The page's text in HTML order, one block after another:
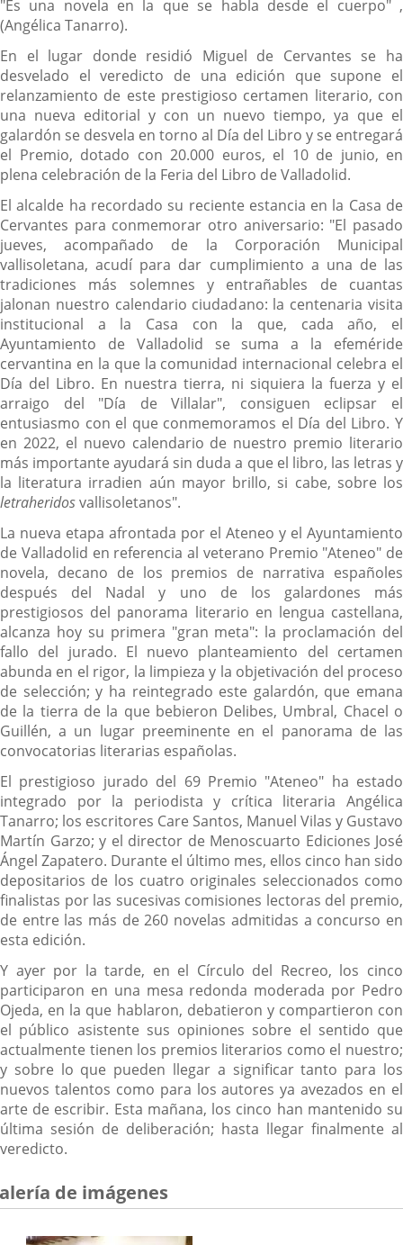
"Es una novela en la que se habla desde el cuerpo" ,
(Angélica Tanarro).
En el lugar donde residió Miguel de Cervantes se ha
desvelado el veredicto de una edición que supone el
relanzamiento de este prestigioso certamen literario, con
una nueva editorial y con un nuevo tiempo, ya que el
galardón se desvela en torno al Día del Libro y se entregará
el Premio, dotado con 20.000 euros, el 10 de junio, en
plena celebración de la Feria del Libro de Valladolid.
El alcalde ha recordado su reciente estancia en la Casa de
Cervantes para conmemorar otro aniversario: "El pasado
jueves, acompañado de la Corporación Municipal
vallisoletana, acudí para dar cumplimiento a una de las
tradiciones más solemnes y entrañables de cuantas
jalonan nuestro calendario ciudadano: la centenaria visita
institucional a la Casa con la que, cada año, el
Ayuntamiento de Valladolid se suma a la efeméride
cervantina en la que la comunidad internacional celebra el
Día del Libro. En nuestra tierra, ni siquiera la fuerza y el
arraigo del "Día de Villalar", consiguen eclipsar el
entusiasmo con el que conmemoramos el Día del Libro. Y
en 2022, el nuevo calendario de nuestro premio literario
más importante ayudará sin duda a que el libro, las letras y
la literatura irradien aún mayor brillo, si cabe, sobre los
letraheridosvallisoletanos".
La nueva etapa afrontada por el Ateneo y el Ayuntamiento
de Valladolid en referencia al veterano Premio "Ateneo" de
novela, decano de los premios de narrativa españoles
después del Nadal y uno de los galardones más
prestigiosos del panorama literario en lengua castellana,
alcanza hoy su primera "gran meta": la proclamación del
fallo del jurado. El nuevo planteamiento del certamen
abunda en el rigor, la limpieza y la objetivación del proceso
de selección; y ha reintegrado este galardón, que emana
de la tierra de la que bebieron Delibes, Umbral, Chacel o
Guillén, a un lugar preeminente en el panorama de las
convocatorias literarias españolas.
El prestigioso jurado del 69 Premio "Ateneo" ha estado
integrado por la periodista y crítica literaria Angélica
Tanarro; los escritores Care Santos, Manuel Vilas y Gustavo
Martín Garzo; y el director de Menoscuarto Ediciones José
Ángel Zapatero. Durante el último mes, ellos cinco han sido
depositarios de los cuatro originales seleccionados como
finalistas por las sucesivas comisiones lectoras del premio,
de entre las más de 260 novelas admitidas a concurso en
esta edición.
Y ayer por la tarde, en el Círculo del Recreo, los cinco
participaron en una mesa redonda moderada por Pedro
Ojeda, en la que hablaron, debatieron y compartieron con
el público asistente sus opiniones sobre el sentido que
actualmente tienen los premios literarios como el nuestro;
y sobre lo que pueden llegar a significar tanto para los
nuevos talentos como para los autores ya avezados en el
arte de escribir. Esta mañana, los cinco han mantenido su
última sesión de deliberación; hasta llegar finalmente al
veredicto.
de imágenes